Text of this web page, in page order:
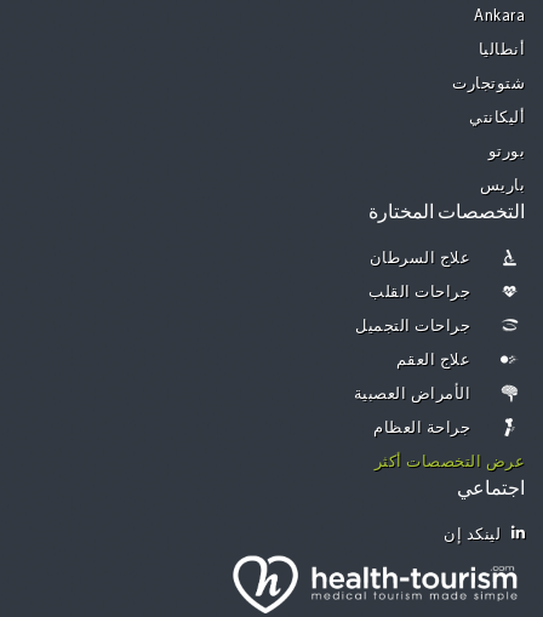
Ankara
أنطاليا
شتوتجارت
أليكانتي
بورتو
باريس
التخصصات المختارة
علاج السرطان
جراحات القلب
جراحات التجميل
علاج العقم
الأمراض العصبية
جراحة العظام
عرض التخصصات أكثر
اجتماعي
لينكد إن